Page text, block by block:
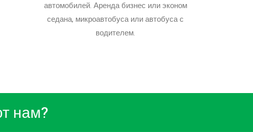
автомобилей. Аренда бизнес или эконом
седана, микроавтобуса или автобуса с
водителем.
нам?